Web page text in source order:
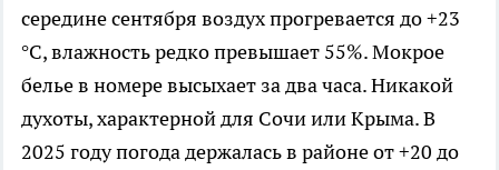
середине сентября воздух прогревается до +23
°С, влажность редко превышает 55%. Мокрое
белье в номере высыхает за два часа. Никакой
духоты, характерной для Сочи или Крыма. В
2025 году погода держалась в районе от +20 до